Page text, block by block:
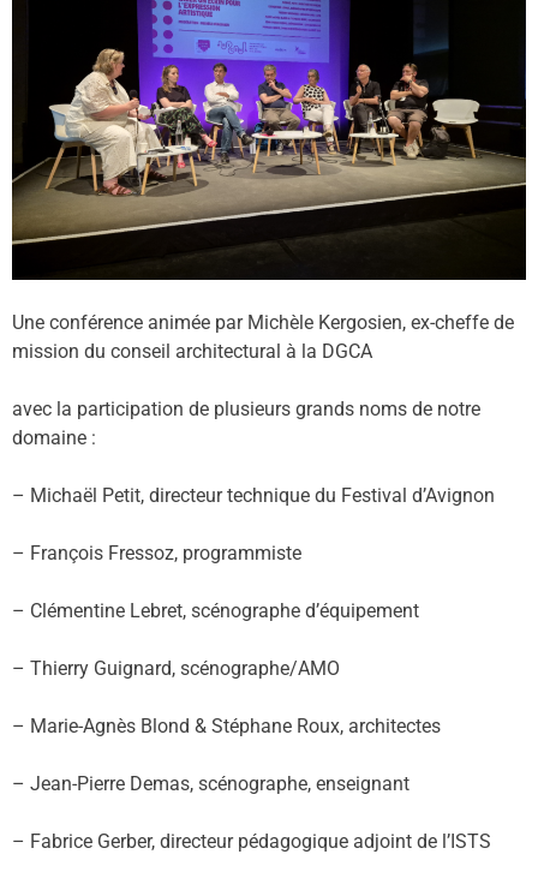
Une conférence animée par Michèle Kergosien, ex-cheffe de
mission du conseil architectural à la DGCA
avec la participation de plusieurs grands noms de notre
domaine :
– Michaël Petit, directeur technique du Festival d’Avignon
– François Fressoz, programmiste
– Clémentine Lebret, scénographe d’équipement
– Thierry Guignard, scénographe/AMO
– Marie-Agnès Blond & Stéphane Roux, architectes
– Jean-Pierre Demas, scénographe, enseignant
– Fabrice Gerber, directeur pédagogique adjoint de l’ISTS